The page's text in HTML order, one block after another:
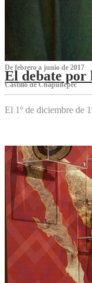
De febrero a junio de 2017
El debate por
Castillo de Chapultepec
El 1º de diciembre de